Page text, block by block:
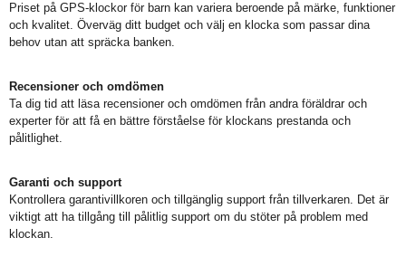
Priset på GPS-klockor för barn kan variera beroende på märke, funktioner
och kvalitet. Överväg ditt budget och välj en klocka som passar dina
behov utan att spräcka banken.
Recensioner och omdömen
Ta dig tid att läsa recensioner och omdömen från andra föräldrar och
experter för att få en bättre förståelse för klockans prestanda och
pålitlighet.
Garanti och support
Kontrollera garantivillkoren och tillgänglig support från tillverkaren. Det är
viktigt att ha tillgång till pålitlig support om du stöter på problem med
klockan.